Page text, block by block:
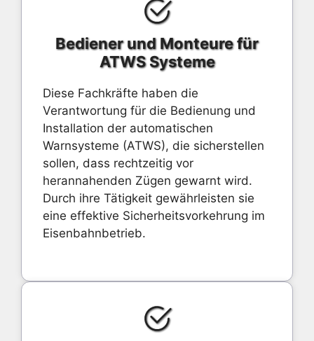
Bediener und Monteure für
ATWS Systeme
Diese Fachkräfte haben die
Verantwortung für die Bedienung und
Installation der automatischen
Warnsysteme (ATWS), die sicherstellen
sollen, dass rechtzeitig vor
herannahenden Zügen gewarnt wird.
Durch ihre Tätigkeit gewährleisten sie
eine effektive Sicherheitsvorkehrung im
Eisenbahnbetrieb.